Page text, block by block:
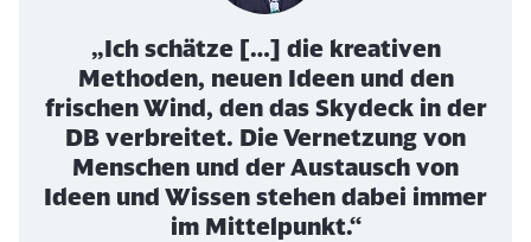
„Ich schätze […] die kreativen
Methoden, neuen Ideen und den
frischen Wind, den das Skydeck in der
DB verbreitet. Die Vernetzung von
Menschen und der Austausch von
Ideen und Wissen stehen dabei immer
im Mittelpunkt.“